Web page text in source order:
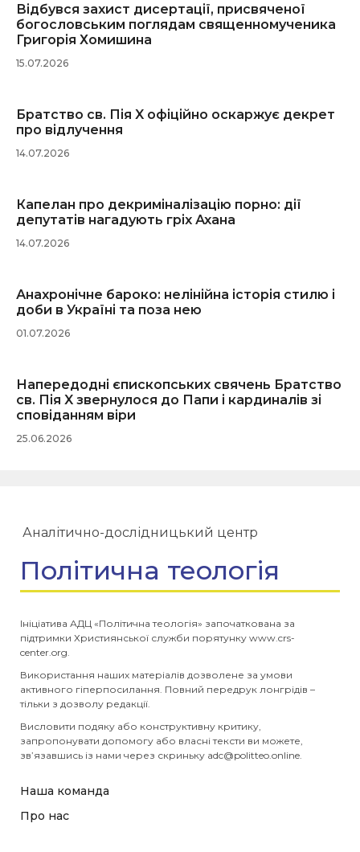
Відбувся захист дисертації, присвяченої
богословським поглядам священномученика
Григорія Хомишина
15.07.2026
Братство св. Пія X офіційно оскаржує декрет
про відлучення
14.07.2026
Капелан про декриміналізацію порно: дії
депутатів нагадують гріх Ахана
14.07.2026
Анахронічне бароко: нелінійна історія стилю і
доби в Україні та поза нею
01.07.2026
Напередодні єпископських свячень Братство
св. Пія X звернулося до Папи і кардиналів зі
сповіданням віри
25.06.2026
Аналітично-дослідницький центр
Політична теологія
Ініціатива АДЦ «Політична теологія» започаткована за
підтримки Християнської служби порятунку www.crs-
center.org.
Використання наших матеріалів дозволене за умови
активного гіперпосилання. Повний передрук лонгрідів –
тільки з дозволу редакції.
Висловити подяку або конструктивну критику,
запропонувати допомогу або власні тексти ви можете,
зв’язавшись із нами через скриньку adc@politteo.online
Наша команда
Про нас